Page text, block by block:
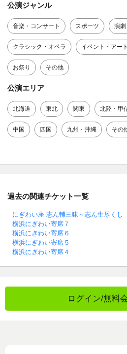
公演ジャンル
音楽・コンサート スポーツ 演
クラシック・オペラ イベント・アート
お祭り その他
公演エリア
北海道 東北 関東 北陸・甲
中国 四国 九州・沖縄 その
過去の関連チケット一覧
にぎわい座 志ん輔三昧～志ん生尽くし
横浜にぎわい寄席７
横浜にぎわい寄席６
横浜にぎわい寄席５
横浜にぎわい寄席４
ログイン/無料